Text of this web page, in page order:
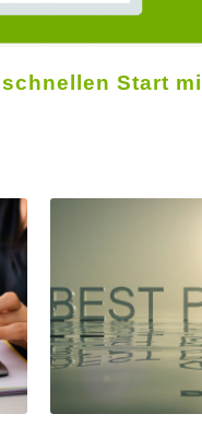
Start